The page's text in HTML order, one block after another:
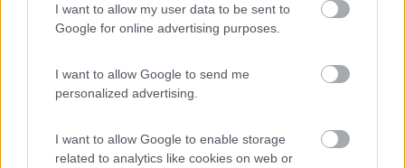
I want to allow my user data to be sent to
Google for online advertising purposes.
I want to allow Google to send me
personalized advertising.
I want to allow Google to enable storage
related to analytics like cookies on web or